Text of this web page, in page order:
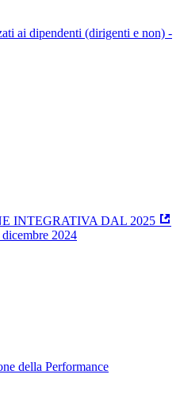
ai dipendenti (dirigenti e non) -
INTEGRATIVA DAL 2025
2024
della Performance